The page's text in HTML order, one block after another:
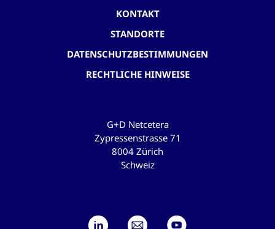
KONTAKT
STANDORTE
DATENSCHUTZBESTIMMUNGEN
RECHTLICHE HINWEISE
G+D Netcetera
Zypressenstrasse 71
8004 Zürich
Schweiz